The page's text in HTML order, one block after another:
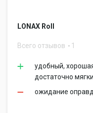
LONAX Roll
Всего отзывов 1
удобный,
достаточно
ожидание